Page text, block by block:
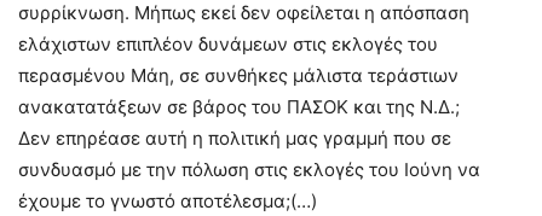
συρρίκνωση. Μήπως εκεί δεν οφείλεται η απόσπαση
ελάχιστων επιπλέον δυνάμεων στις εκλογές του
περασμένου Μάη, σε συνθήκες μάλιστα τεράστιων
ανακατατάξεων σε βάρος του ΠΑΣΟΚ και της Ν.Δ.;
Δεν επηρέασε αυτή η πολιτική μας γραμμή που σε
συνδυασμό με την πόλωση στις εκλογές του Ιούνη να
έχουμε το γνωστό αποτέλεσμα;(…)